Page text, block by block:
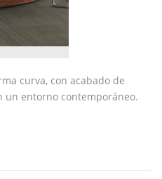
curva, con acabado de
un entorno contemporáneo.